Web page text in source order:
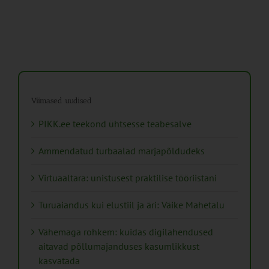
Viimased uudised
PIKK.ee teekond ühtsesse teabesalve
Ammendatud turbaalad marjapõldudeks
Virtuaaltara: unistusest praktilise tööriistani
Turuaiandus kui elustiil ja äri: Väike Mahetalu
Vähemaga rohkem: kuidas digilahendused
aitavad põllumajanduses kasumlikkust
kasvatada